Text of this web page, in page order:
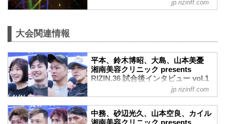
RIZIN FIGHTING FEDERATION オフィシ
ン）の情報・加盟団体について発信して
いきます。
jp.rizinff.com
大会関連情報
平本、鈴木博昭、大島、山本美憂
湘南美容クリニック presents
RIZIN.36 試合後インタビュー vol.1
- RIZIN FIGHTING FEDERATION
オフィシャルサイト
7月2日（土）沖縄アリーナにて開催され
た湘南美容クリニック presents RIZIN.36
jp.rizinff.com
中務、砂辺光久、山本空良、カイル